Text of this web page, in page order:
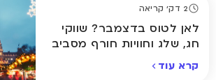
2 דק' קריאה
לאן לטוס בדצמבר? שווקי
חג, שלג וחוויות חורף מסביב
קרא עוד